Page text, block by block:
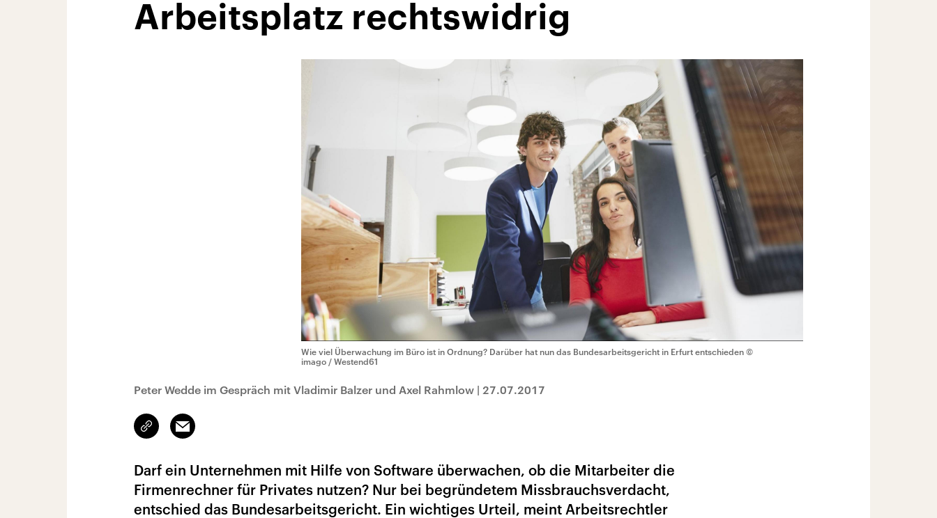
Arbeitsplatz rechtswidrig
Wie viel Überwachung im Büro ist in Ordnung? Darüber hat nun das Bundesarbeitsgericht in Erfurt entschieden ©
imago / Westend61
Peter Wedde im Gespräch mit Vladimir Balzer und Axel Rahmlow | 27.07.2017
Link
kopieren/teilen
Email
Darf ein Unternehmen mit Hilfe von Software überwachen, ob die Mitarbeiter die
Firmenrechner für Privates nutzen? Nur bei begründetem Missbrauchsverdacht,
entschied das Bundesarbeitsgericht. Ein wichtiges Urteil, meint Arbeitsrechtler